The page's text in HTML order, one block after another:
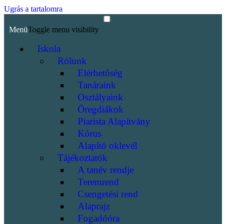
Ugrás a tartalomra
MenüToggle menu visibility
Iskola
Rólunk
Elérhetőség
Tanáraink
Osztályaink
Öregdiákok
Piarista Alapítvány
Kórus
Alapító oklevél
Tájékoztatók
A tanév rendje
Teremrend
Csengetési rend
Alaprajz
Fogadóóra